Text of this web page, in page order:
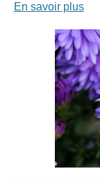
En savoir plus